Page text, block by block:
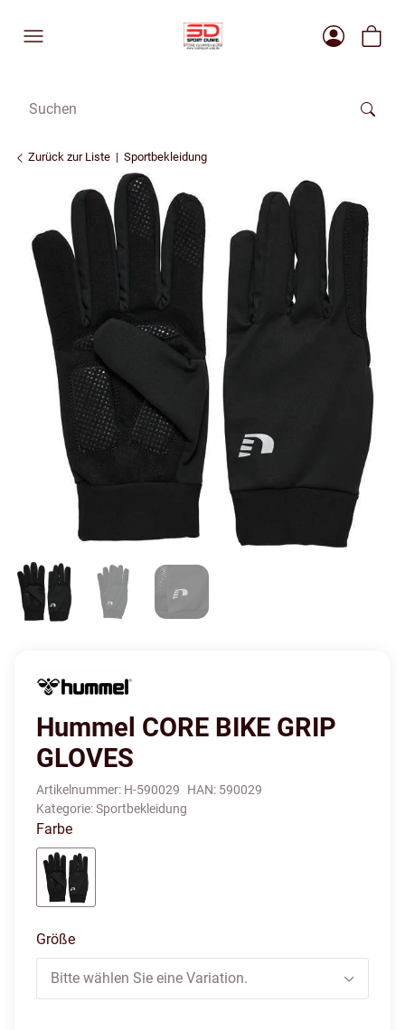
Zurück zur Liste Sportbekleidung
Hummel CORE BIKE GRIP
GLOVES
Artikelnummer: H-590029 HAN: 590029
Kategorie:Sportbekleidung
Farbe
Größe
Bitte wählen Sie eine Variation.